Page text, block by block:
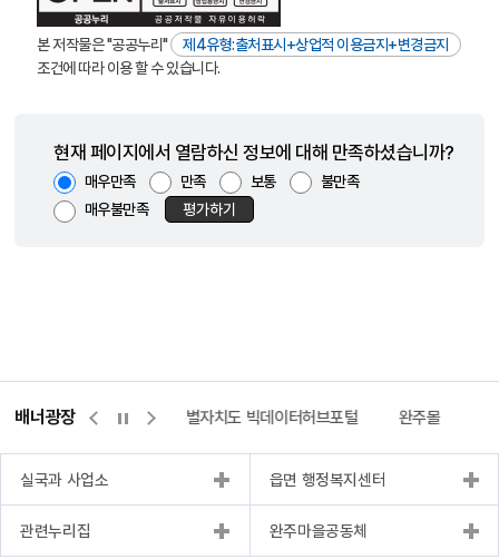
본 저작물은 "공공누리"
제4유형:출처표시+상업적 이용금지+변경금지
조건에 따라 이용 할 수 있습니다.
현재 페이지에서 열람하신 정보에 대해 만족하셨습니까?
매우만족 만족 보통
불만족
매우불만족
평가하기
배너광장
터 위택스 전북특별자치도 빅데이터허브포털 완주몰
실국과 사업소 읍면 행정복지센터
관련누리집 완주마을공동체